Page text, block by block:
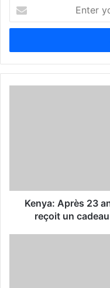
t
r
y
d
Kenya: Après 23
reçoit un